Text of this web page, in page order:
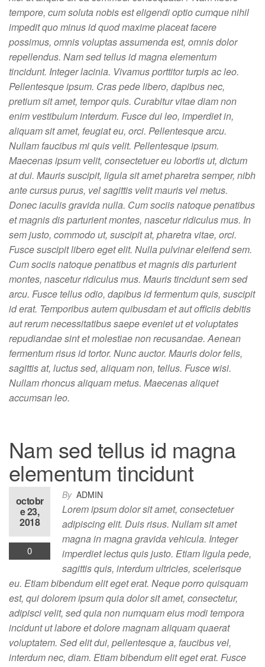
tempore, cum soluta nobis est eligendi optio cumque nihil
impedit quo minus id quod maxime placeat facere
possimus, omnis voluptas assumenda est, omnis dolor
repellendus. Nam sed tellus id magna elementum
tincidunt. Integer lacinia. Vivamus porttitor turpis ac leo.
Pellentesque ipsum. Cras pede libero, dapibus nec,
pretium sit amet, tempor quis. Curabitur vitae diam non
enim vestibulum interdum. Fusce dui leo, imperdiet in,
aliquam sit amet, feugiat eu, orci. Pellentesque arcu.
Nullam faucibus mi quis velit. Pellentesque ipsum.
Maecenas ipsum velit, consectetuer eu lobortis ut, dictum
at dui. Mauris suscipit, ligula sit amet pharetra semper, nibh
ante cursus purus, vel sagittis velit mauris vel metus.
Donec iaculis gravida nulla. Cum sociis natoque penatibus
et magnis dis parturient montes, nascetur ridiculus mus. In
sem justo, commodo ut, suscipit at, pharetra vitae, orci.
Fusce suscipit libero eget elit. Nulla pulvinar eleifend sem.
Cum sociis natoque penatibus et magnis dis parturient
montes, nascetur ridiculus mus. Mauris tincidunt sem sed
arcu. Fusce tellus odio, dapibus id fermentum quis, suscipit
id erat. Temporibus autem quibusdam et aut officiis debitis
aut rerum necessitatibus saepe eveniet ut et voluptates
repudiandae sint et molestiae non recusandae. Aenean
fermentum risus id tortor. Nunc auctor. Mauris dolor felis,
sagittis at, luctus sed, aliquam non, tellus. Fusce wisi.
Nullam rhoncus aliquam metus. Maecenas aliquet
accumsan leo.
Nam sed tellus id magna
elementum tincidunt
By ADMIN
octobr
e 23,
2018
0
Lorem ipsum dolor sit amet, consectetuer
adipiscing elit. Duis risus. Nullam sit amet
magna in magna gravida vehicula. Integer
imperdiet lectus quis justo. Etiam ligula pede,
sagittis quis, interdum ultricies, scelerisque
eu. Etiam bibendum elit eget erat. Neque porro quisquam
est, qui dolorem ipsum quia dolor sit amet, consectetur,
adipisci velit, sed quia non numquam eius modi tempora
incidunt ut labore et dolore magnam aliquam quaerat
voluptatem. Sed elit dui, pellentesque a, faucibus vel,
interdum nec, diam. Etiam bibendum elit eget erat. Fusce